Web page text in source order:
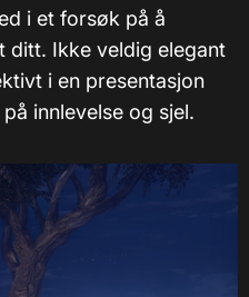
i et forsøk på å
ditt. Ikke veldig elegant
i en presentasjon
innlevelse og sjel.